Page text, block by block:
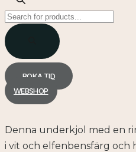
Products
search
BOKA TID
WEBSHOP
Denna underkjol med en
i vit och elfenbensfärg och